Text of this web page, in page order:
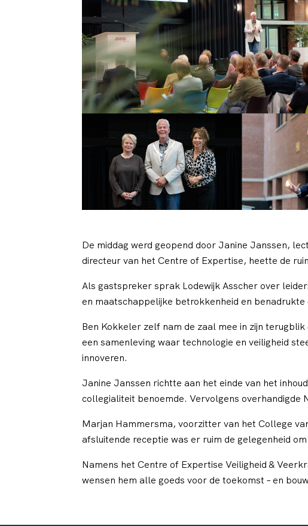
De middag werd geopend door Janine Janssen,
directeur van het Centre of Expertise, heette de
Als gastspreker sprak Lodewijk Asscher over
en maatschappelijke betrokkenheid en
Ben Kokkeler zelf nam de zaal mee in zijn
een samenleving waar technologie en veiligheid
innoveren.
Janine Janssen richtte aan het einde van het
collegialiteit benoemde. Vervolgens overhandigde
Marjan Hammersma, voorzitter van het College
afsluitende receptie was er ruim de gelegenheid
Namens het Centre of Expertise Veiligheid &
wensen hem alle goeds voor de toekomst – en